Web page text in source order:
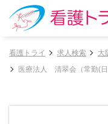
看護トライ 求人検索 大
医療法人 清翠会（常勤(